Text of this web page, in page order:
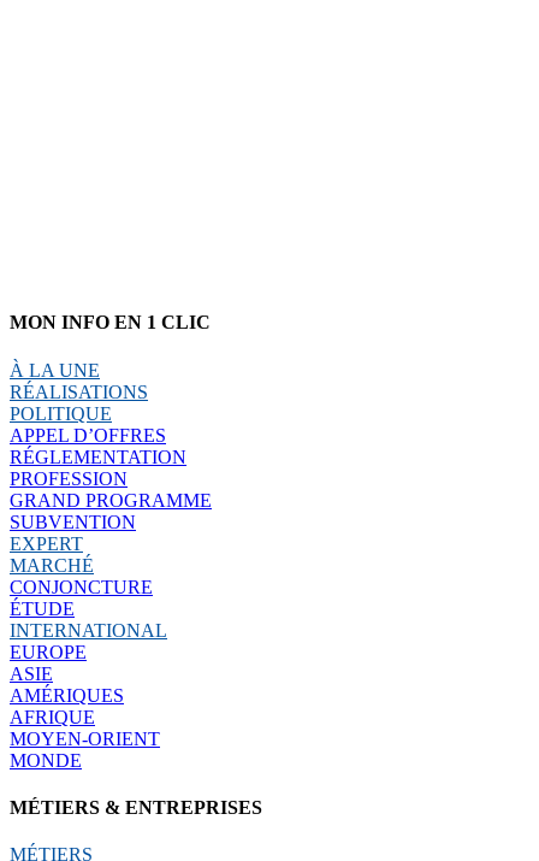
MON INFO EN 1 CLIC
À LA UNE
RÉALISATIONS
POLITIQUE
APPEL D’OFFRES
RÉGLEMENTATION
PROFESSION
GRAND PROGRAMME
SUBVENTION
EXPERT
MARCHÉ
CONJONCTURE
ÉTUDE
INTERNATIONAL
EUROPE
ASIE
AMÉRIQUES
AFRIQUE
MOYEN-ORIENT
MONDE
MÉTIERS & ENTREPRISES
MÉTIERS